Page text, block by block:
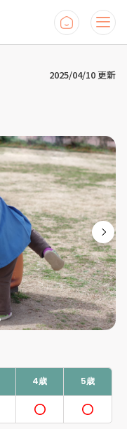
2025/04/10 更新
4歳 5歳